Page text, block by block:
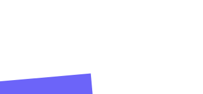
regionům, je součástí České
charakteristik tohoto regionu je